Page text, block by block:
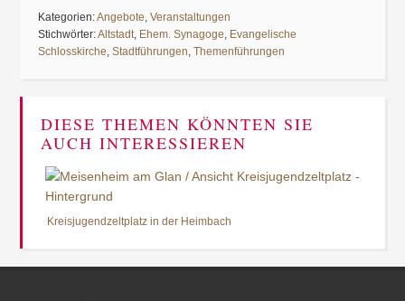
Kategorien:Angebote,Veranstaltungen
Stichwörter:Altstadt, Ehem. Synagoge, Evangelische
Schlosskirche,Stadtführungen,Themenführungen
DIESE THEMEN KÖNNTEN SIE
AUCH INTERESSIEREN
Kreisjugendzeltplatz in der Heimbach